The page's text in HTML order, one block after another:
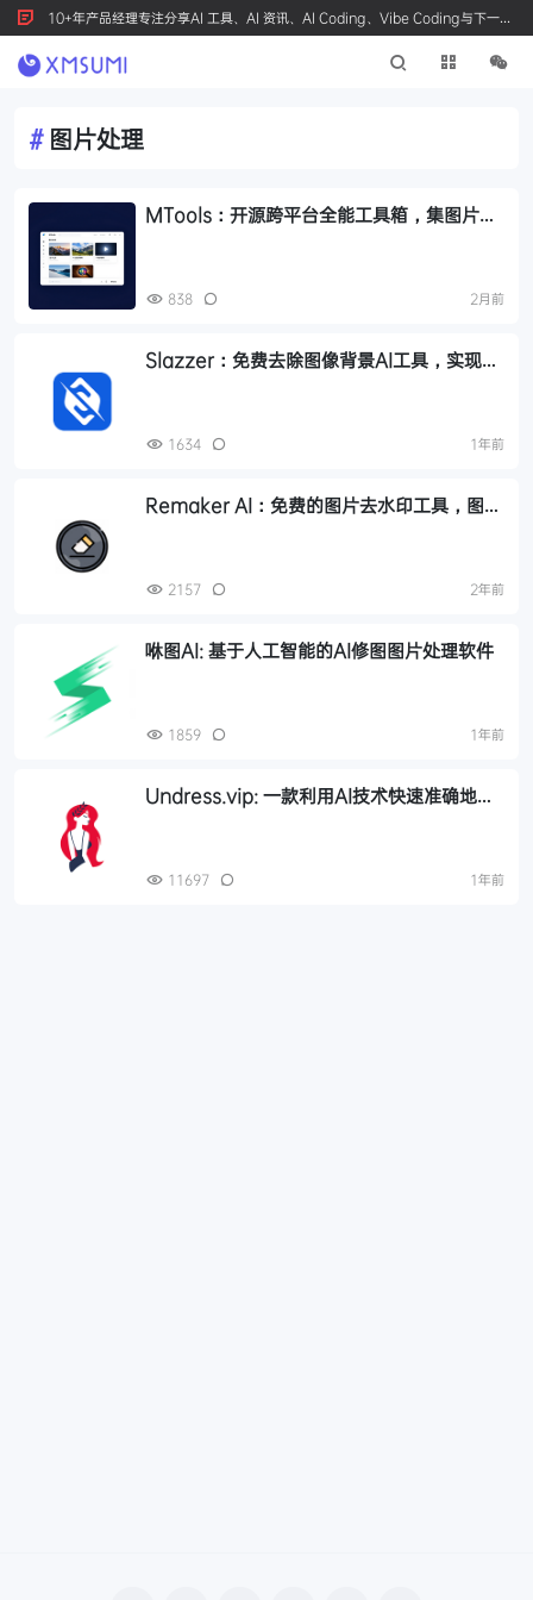
10+年产品经理专注分享AI 工具、AI 资讯、AI Coding、Vibe Coding与下一代
产品创新，按 Ctrl+D 收藏我们
# 图片处理
MTools：开源跨平台全能工具箱，集图片处
838 2月前
Slazzer：免费去除图像背景AI工具，实现一
1634 1年前
Remaker AI：免费的图片去水印工具，图片
2157 2年前
咻图AI: 基于人工智能的AI修图图片处理软件
1859 1年前
Undress.vip: 一款利用AI技术快速准确地去
11697 1年前